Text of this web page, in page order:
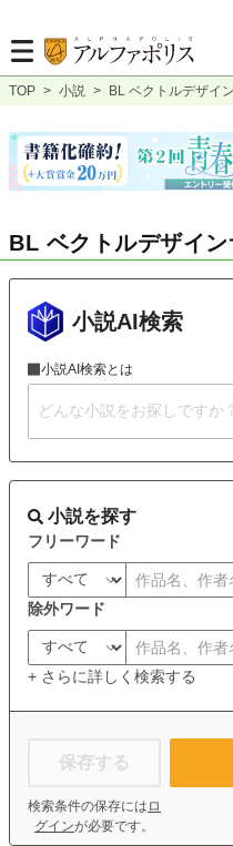
TOP > 小説 > BL ベクトルデザイ
BL ベクトルデザイ
小説AI検索
小説AI検索とは
小説を探す
フリーワード
除外ワード
+ さらに詳しく検索する
保存する
検索条件の保存には ロ
グインが必要です。